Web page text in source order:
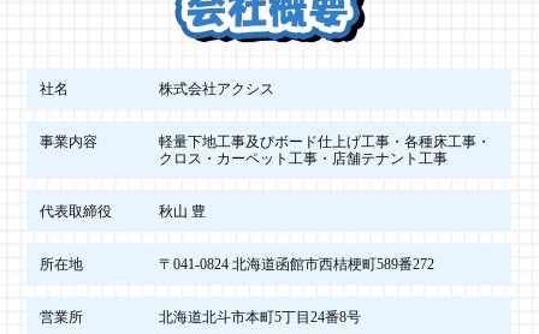
社名 株式会社アクシス
事業内容
軽量下地工事及びボード仕上げ工事・各種床工事・
クロス・カーペット工事・店舗テナント工事
代表取締役 秋山 豊
所在地 〒041-0824 北海道函館市西桔梗町589番272
営業所 北海道北斗市本町5丁目24番8号